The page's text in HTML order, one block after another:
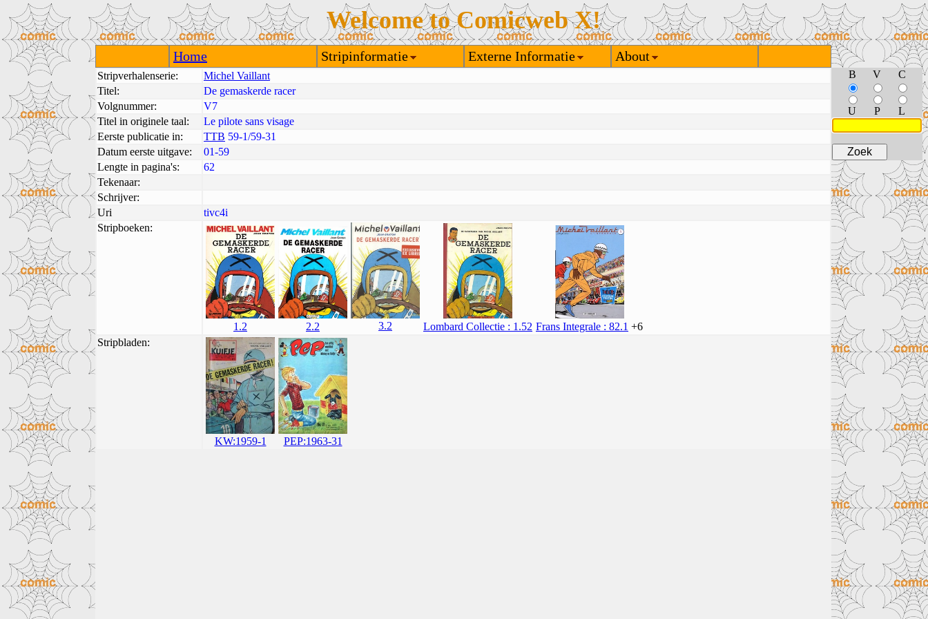
Welcome to Comicweb X!
Home Stripinformatie Externe Informatie About
Stripverhalenserie:
Michel Vaillant
Titel:
De gemaskerde racer
Volgnummer:
V7
Titel in originele taal:
Le pilote sans visage
Eerste publicatie in:
TTB 59-1/59-31
Datum eerste uitgave:
01-59
Lengte in pagina's:
62
Tekenaar:
Schrijver:
Uri
tivc4i
Stripboeken:
1.2 2.2 3.2 Lombard Collectie : 1.52 Frans Integrale : 82.1 +6
Stripbladen:
KW:1959-1 PEP:1963-31
B V C
U P L